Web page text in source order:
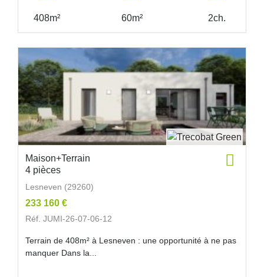
408m² 60m² 2ch.
Maison+Terrain
4 pièces
Lesneven (29260)
233 160 €
Réf. JUMI-26-07-06-12
Terrain de 408m² à Lesneven : une opportunité à ne pas
manquer Dans la...